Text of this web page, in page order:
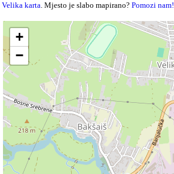
Velika karta. Mjesto je slabo mapirano?Pomozi nam!
+
−